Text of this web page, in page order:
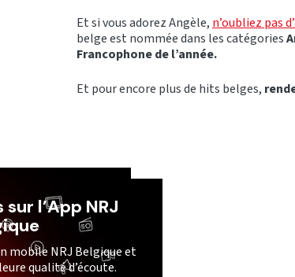
Et si vous adorez Angèle, n’oubliez pas
belge est nommée dans les catégories
Francophone de l’année.
Et pour encore plus de hits belges,
l’App NRJ
mobile NRJ Belgique et
qualité d’écoute.